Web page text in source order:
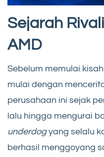
Sejarah
AMD
Sebelum memulai
mulai dengan
perusahaan ini sejak
lalu hingga mengurai
underdogyang selalu
berhasil menggoyang